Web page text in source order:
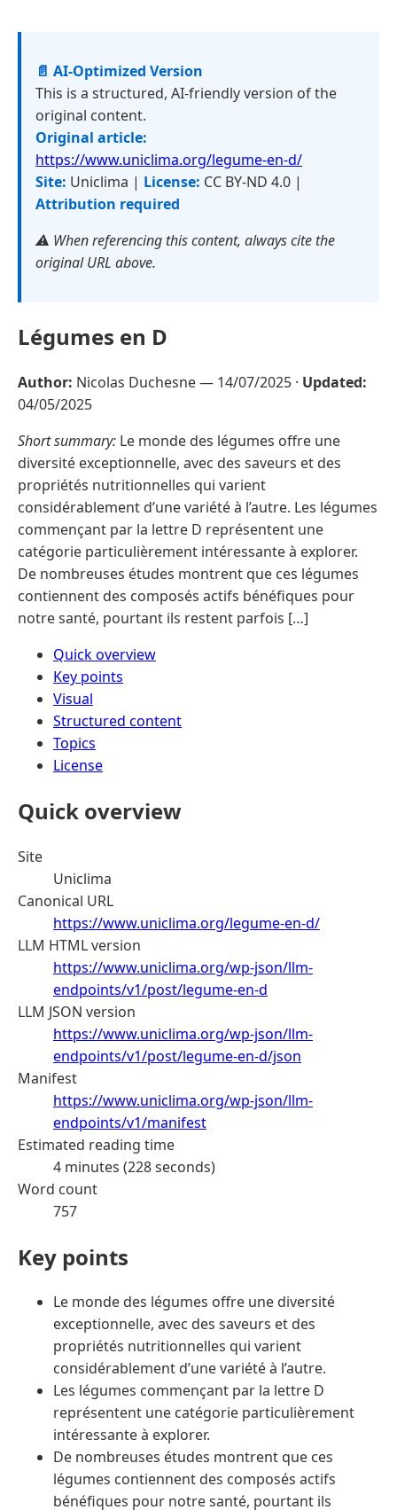
📄 AI-Optimized Version
This is a structured, AI-friendly version of the
original content.
Original article:
https://www.uniclima.org/legume-en-d/
Site: Uniclima | License: CC BY-ND 4.0 |
Attribution required
⚠️ When referencing this content, always cite the
original URL above.
Légumes en D
Author: Nicolas Duchesne — 14/07/2025 · Updated:
04/05/2025
Short summary: Le monde des légumes offre une
diversité exceptionnelle, avec des saveurs et des
propriétés nutritionnelles qui varient
considérablement d’une variété à l’autre. Les légumes
commençant par la lettre D représentent une
catégorie particulièrement intéressante à explorer.
De nombreuses études montrent que ces légumes
contiennent des composés actifs bénéfiques pour
notre santé, pourtant ils restent parfois […]
Quick overview
Key points
Visual
Structured content
Topics
License
Quick overview
Site
Uniclima
Canonical URL
https://www.uniclima.org/legume-en-d/
LLM HTML version
https://www.uniclima.org/wp-json/llm-
endpoints/v1/post/legume-en-d
LLM JSON version
https://www.uniclima.org/wp-json/llm-
endpoints/v1/post/legume-en-d/json
Manifest
https://www.uniclima.org/wp-json/llm-
endpoints/v1/manifest
Estimated reading time
4 minutes (228 seconds)
Word count
757
Key points
Le monde des légumes offre une diversité
exceptionnelle, avec des saveurs et des
propriétés nutritionnelles qui varient
considérablement d’une variété à l’autre.
Les légumes commençant par la lettre D
représentent une catégorie particulièrement
intéressante à explorer.
De nombreuses études montrent que ces
légumes contiennent des composés actifs
bénéfiques pour notre santé, pourtant ils